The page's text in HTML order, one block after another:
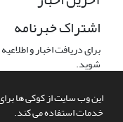
این وب سایت از کوکی ها برای
خدمات استفاده می کند.
اشتراک خبرنامه
برای دریافت اخبار و
شوید.